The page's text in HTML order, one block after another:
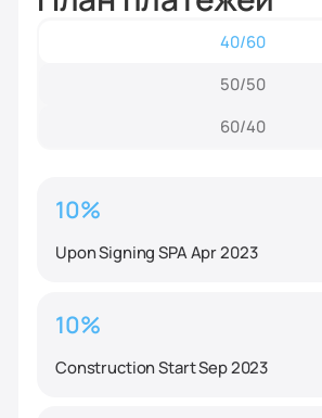
40/60
50/50
60/40
10%
Upon Signing SPA Apr 2023
10%
Construction Start Sep 2023